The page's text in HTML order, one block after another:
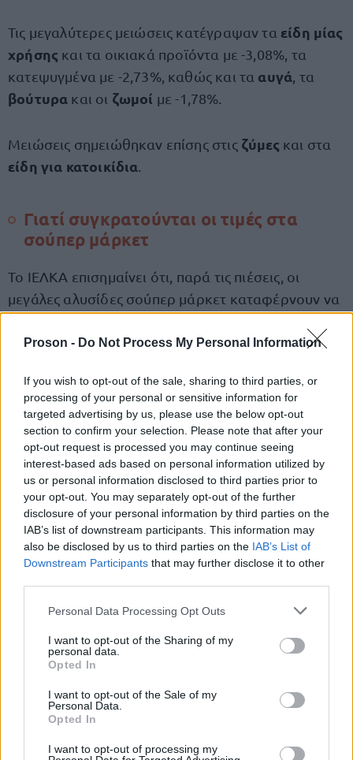
Proson - Do Not Process My Personal Information
If you wish to opt-out of the sale, sharing to third parties, or
processing of your personal or sensitive information for
targeted advertising by us, please use the below opt-out
section to confirm your selection. Please note that after your
opt-out request is processed you may continue seeing
interest-based ads based on personal information utilized by
us or personal information disclosed to third parties prior to
your opt-out. You may separately opt-out of the further
disclosure of your personal information by third parties on the
IAB’s list of downstream participants. This information may
also be disclosed by us to third parties on the IAB’s List of
Downstream Participants that may further disclose it to other
Please note that this website/app uses one or more Google
not limited to your visit or usage behaviour. You may click to
grant or deny consent to Google and its third-party tags to
use your data for below specified purposes in below Google
consent section.
Personal Data Processing Opt Outs
I want to opt-out of the Sharing of my
personal data.
Opted In
I want to opt-out of the Sale of my
Personal Data.
Opted In
I want to opt-out of processing my
Τις μεγαλύτερες μειώσεις κατέγραψαν τα είδη μίας
χρήσης και τα οικιακά προϊόντα με -3,08%, τα
κατεψυγμένα με -2,73%, καθώς και τα αυγά , τα
βούτυρα και οι ζωμοί με -1,78%.
Μειώσεις σημειώθηκαν επίσης στις ζύμες και στα
είδη για κατοικίδια
Γιατί συγκρατούνται οι τιμές στα
σούπερ μάρκετ
Το ΙΕΛΚΑ επισημαίνει ότι, παρά τις πιέσεις, οι
μεγάλες αλυσίδες σούπερ μάρκετ καταφέρνουν να
των οικονομιών κλίμακας, της γρήγορης
προϊόντων ιδιωτικής ετικέτας.
Όπως αναφέρεται στην έρευνα, τα προϊόντα
ιδιωτικής ετικέταςσυνεχίζουν νααυξάνουν
μερίδιό τους στην αγορά, προσφέροντας
φθηνότερες επιλογές στους καταναλωτές σε μια
περίοδο που το κόστος διαβίωσης εξακολουθεί να
πιέζει τα νοικοκυριά.
ΑΣΕΠ: Πιστοποίηση Αγγλικών σε
μόνο 2 ημέρες στα χέρια σας
ΑΣΕΠ: Εξ αποστάσεως η πιο Εύκολη